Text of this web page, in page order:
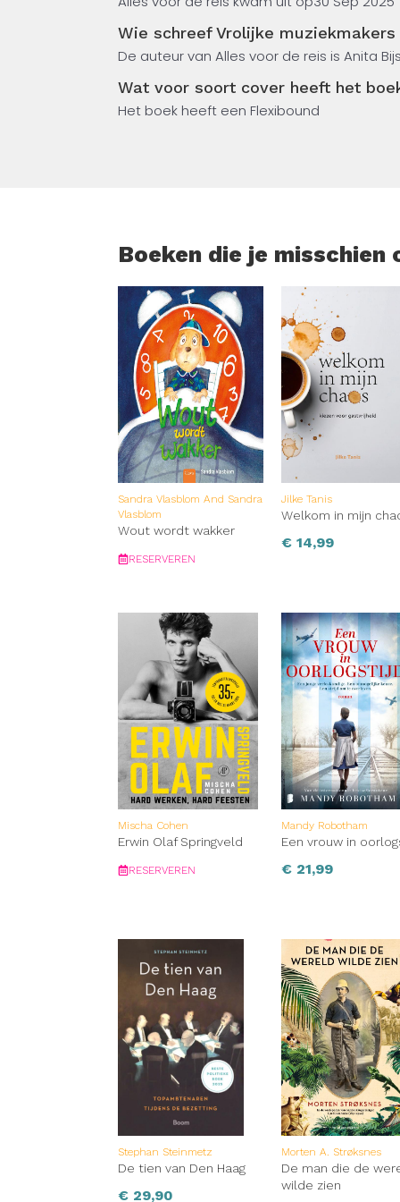
Wie schreef Vrolijke
De auteur van Alles voor de reis is Anita
Wat voor soort cover heeft het
Het boek heeft een Flexibound
Boeken die je misschien
Sandra Vlasblom And Sandra
Vlasblom
Wout wordt wakker
RESERVEREN
Jilke Tanis
Welkom in mijn
€ 14,99
Mischa Cohen
Erwin Olaf Springveld
RESERVEREN
Mandy Robotham
Een vrouw in
€ 21,99
Stephan Steinmetz
De tien van Den Haag
€ 29,90
Morten A. Strøksnes
De man die de
wilde zien